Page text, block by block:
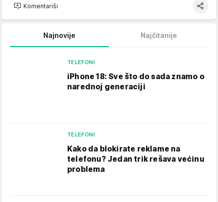
Komentariši
Najnovije Najčitanije
TELEFONI
iPhone 18: Sve što do sada znamo o
narednoj generaciji
TELEFONI
Kako da blokirate reklame na
telefonu​? Jedan trik rešava većinu
problema